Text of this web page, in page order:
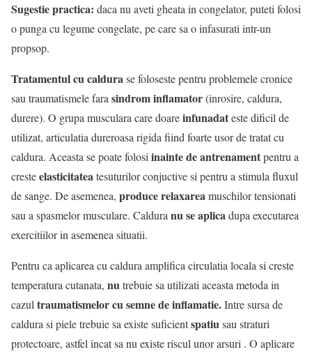
Sugestie practica: daca nu aveti gheata in congelator, puteti folosi
o punga cu legume congelate, pe care sa o infasurati intr-un
propsop.
Tratamentul cu caldurase foloseste pentru problemele cronice
sau traumatismele farasindrom inflamator(inrosire, caldura,
durere). O grupa musculara care doareinfunadateste dificil de
utilizat, articulatia dureroasa rigida fiind foarte usor de tratat cu
caldura. Aceasta se poate folosiinainte de antrenamentpentru a
cresteelasticitateatesuturilor conjuctive si pentru a stimula fluxul
de sange. De asemenea, produce relaxareamuschilor tensionati
sau a spasmelor musculare. Calduranu se aplicadupa executarea
exercitiilor in asemenea situatii.
Pentru ca aplicarea cu caldura amplifica circulatia locala si creste
temperatura cutanata, nutrebuie sa utilizati aceasta metoda in
cazultraumatismelor cu semne de inflamatie.Intre sursa de
caldura si piele trebuie sa existe suficientspatiusau straturi
protectoare, astfel incat sa nu existe riscul unor arsuri . O aplicare